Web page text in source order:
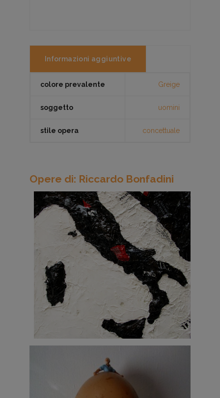
Informazioni aggiuntive
colore prevalente Greige
soggetto uomini
stile opera concettuale
Opere di: Riccardo Bonfadini